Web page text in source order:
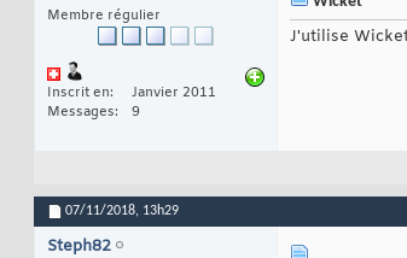
Membre régulier
Inscrit en
Janvier 2011
Messages
9
J'utilise
07/11/2018, 13h29
Steph82